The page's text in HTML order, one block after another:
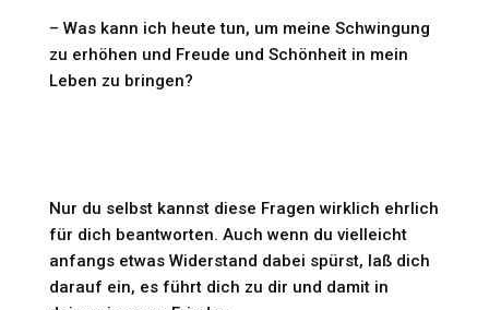
– Was kann ich heute tun, um meine Schwingung
zu erhöhen und Freude und Schönheit in mein
Leben zu bringen?
Nur du selbst kannst diese Fragen wirklich ehrlich
für dich beantworten. Auch wenn du vielleicht
anfangs etwas Widerstand dabei spürst, laß dich
darauf ein, es führt dich zu dir und damit in